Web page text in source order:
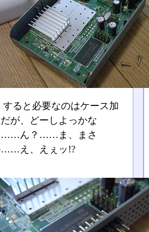
すると必要なのはケース加
が、どーしよっかな
……ん？……ま、まさ
え、えぇッ!?